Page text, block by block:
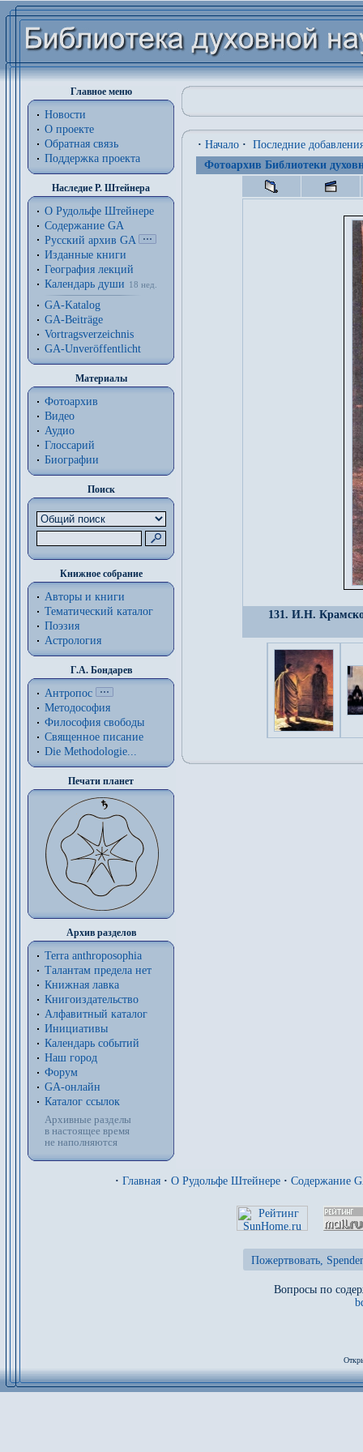
Главное меню
Новости
О проекте
Обратная связь
Поддержка проекта
Наследие Р. Штейнера
О Рудольфе Штейнере
Содержание GA
Русский архив GA
Изданные книги
География лекций
Календарь души
18 нед.
GA-Katalog
GA-Beiträge
Vortragsverzeichnis
GA-Unveröffentlicht
Материалы
Фотоархив
Видео
Аудио
Глоссарий
Биографии
Поиск
Книжное собрание
Авторы и книги
Тематический каталог
Поэзия
Астрология
Г.А. Бондарев
Антропос
Методософия
Философия cвободы
Священное писание
Die Methodologie...
Печати планет
Архив разделов
Terra anthroposophia
Талантам предела нет
Книжная лавка
Книгоиздательство
Алфавитный каталог
Инициативы
Календарь событий
Наш город
Форум
GA-онлайн
Каталог ссылок
Архивные разделы
в настоящее время
не наполняются
· Начало · Последние
Фотоархив Библиотеки
131. И.Н.
· Главная · О Рудольфе Штейнере · Содержание
Пожертвовать,
Вопросы по